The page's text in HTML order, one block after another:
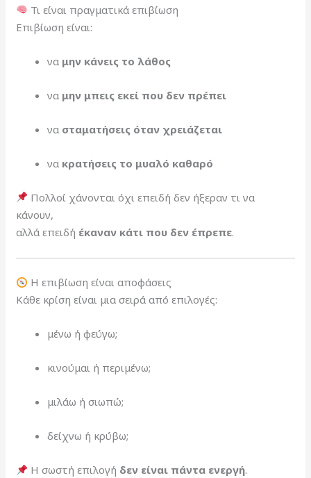
Τι είναι πραγματικά επιβίωση
Επιβίωση είναι:
να μην κάνεις το λάθος
να μην μπεις εκεί που δεν πρέπει
να σταματήσεις όταν χρειάζεται
να κρατήσεις το μυαλό καθαρό
Πολλοί χάνονται όχι επειδή δεν ήξεραν τι να
κάνουν,
αλλά επειδή έκαναν κάτι που δεν έπρεπε.
Η επιβίωση είναι αποφάσεις
Κάθε κρίση είναι μια σειρά από επιλογές:
μένω ή φεύγω;
κινούμαι ή περιμένω;
μιλάω ή σιωπώ;
δείχνω ή κρύβω;
Η σωστή επιλογή δεν είναι πάντα ενεργή.